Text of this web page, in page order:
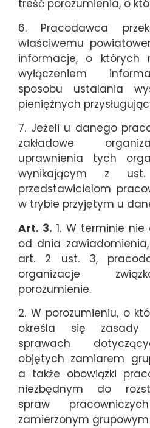
treść porozumienia, o
6. Pracodawca
właściwemu
informacje, o
wyłączeniem
sposobu ustalania
pieniężnych
7. Jeżeli u danego
zakładowe
uprawnienia tych
wynikającym z ust.
przedstawicielom
w trybie przyjętym u
Art. 3. 1. W terminie nie
od dnia
art. 2 ust. 3,
organizacje
porozumienie.
2. W porozumieniu, o
określa się zasady
sprawach
objętych zamiarem
a także obowiązki
niezbędnym do
spraw
zamierzonym